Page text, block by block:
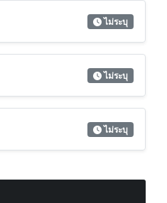
ไม่ระบุ
ไม่ระบุ
ไม่ระบุ